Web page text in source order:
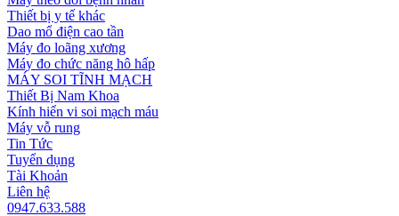
Thiết bị y tế khác
Dao mổ điện cao tần
Máy đo loãng xương
Máy đo chức năng hô hấp
MÁY SOI TĨNH MẠCH
Thiết Bị Nam Khoa
Kính hiển vi soi mạch máu
Máy vỗ rung
Tin Tức
Tuyển dụng
Tài Khoản
Liên hệ
0947.633.588